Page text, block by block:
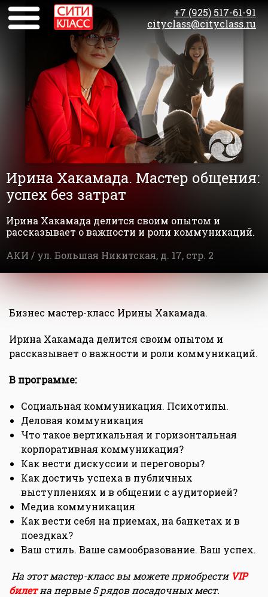
+7 (925) 517-61-91
cityclass@cityclass.ru
Ирина Хакамада. Мастер общения:
успех без затрат
Ирина Хакамада делится своим опытом и
рассказывает о важности и роли коммуникаций.
АКИ / ул. Большая Никитская, д. 17, стр. 2
Бизнес мастер-класс Ирины Хакамада.
Ирина Хакамада делится своим опытом и
рассказывает о важности и роли коммуникаций.
В программе:
Социальная коммуникация. Психотипы.
Деловая коммуникация
Что такое вертикальная и горизонтальная
корпоративная коммуникация?
Как вести дискуссии и переговоры?
Как достичь успеха в публичных
выступлениях и в общении с аудиторией?
Медиа коммуникация
Как вести себя на приемах, на банкетах и в
поездках?
Ваш стиль. Ваше самообразование. Ваш успех.
На этот мастер-класс вы можете приобрести VIP
билетна первые 5 рядов посадочных мест.